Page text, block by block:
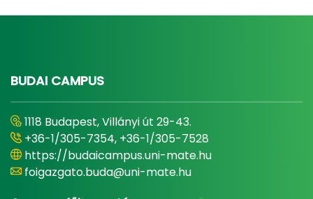
BUDAI CAMPUS
1118 Budapest, Villányi út 29-43.
+36-1/305-7354, +36-1/305-7528
https://budaicampus.uni-mate.hu
foigazgato.buda@uni-mate.hu